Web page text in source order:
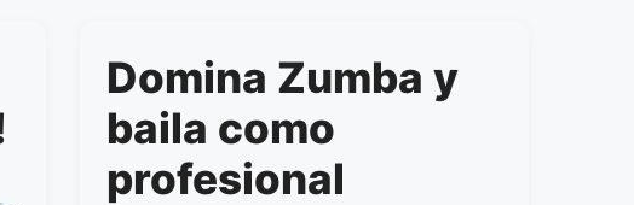
Domina Zumba y
baila como
profesional